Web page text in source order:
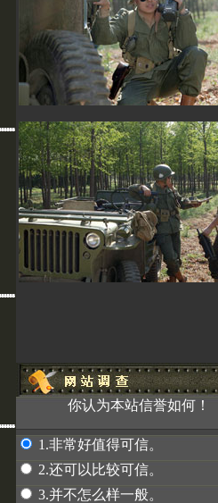
谢大家的支
赤兔专卖
，使我们无法
汇款，请先联系
赤兔专卖
你认为本站信誉如何！
1.非常好值得可信。
2.还可以比较可信。
3.并不怎么样一般。